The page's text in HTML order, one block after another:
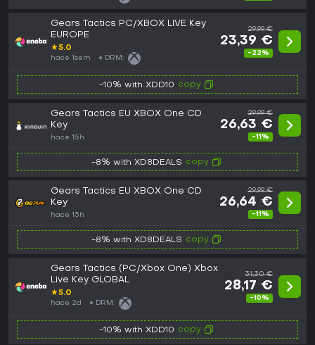
Gears Tactics PC/XBOX LIVE Key
EUROPE
★5.0
hace 1sem DRM:
29,99 €
23,39 €
-22%
-10% with XDD10 copy
Gears Tactics EU XBOX One CD
Key
hace 15h
29,99 €
26,63 €
-11%
-8% with XD8DEALS copy
Gears Tactics EU XBOX One CD
Key
hace 15h
29,99 €
26,64 €
-11%
-8% with XD8DEALS copy
Gears Tactics (PC/Xbox One) Xbox
Live Key GLOBAL
★5.0
hace 2d DRM:
31,30 €
28,17 €
-10%
-10% with XDD10 copy